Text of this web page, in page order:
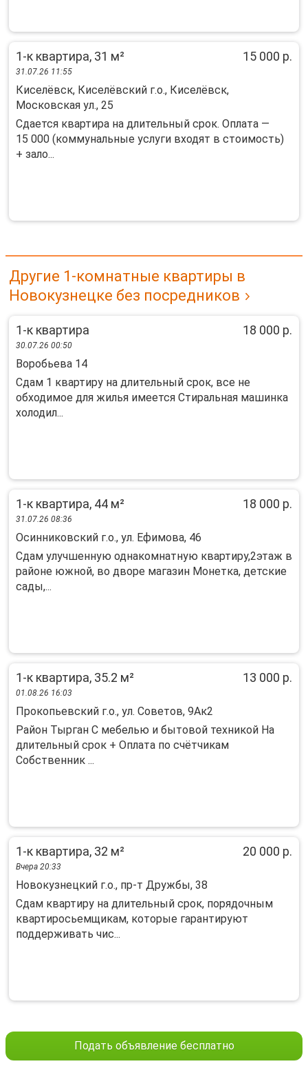
1-к квартира, 31 м² 15 000 р.
31.07.26 11:55
Киселёвск, Киселёвский г.о., Киселёвск,
Московская ул., 25
Сдается квартира на длительный срок. Оплата —
15 000 (коммунальные услуги входят в стоимость)
+ зало...
Другие 1-комнатные квартиры в
Новокузнецке без посредников
1-к квартира 18 000 р.
30.07.26 00:50
Воробьева 14
Сдам 1 квартиру на длительный срок, все не
обходимое для жилья имеется Стиральная машинка
холодил...
1-к квартира, 44 м² 18 000 р.
31.07.26 08:36
Осинниковский г.о., ул. Ефимова, 46
Сдам улучшенную однакомнатную квартиру,2этаж в
районе южной, во дворе магазин Монетка, детские
сады,...
1-к квартира, 35.2 м² 13 000 р.
01.08.26 16:03
Прокопьевский г.о., ул. Советов, 9Ак2
Район Тырган С мебелью и бытовой техникой На
длительный срок + Оплата по счётчикам
Собственник ...
1-к квартира, 32 м² 20 000 р.
Вчера 20:33
Новокузнецкий г.о., пр-т Дружбы, 38
Сдам квартиру на длительный срок, порядочным
квартиросьемщикам, которые гарантируют
поддерживать чис...
Подать объявление бесплатно